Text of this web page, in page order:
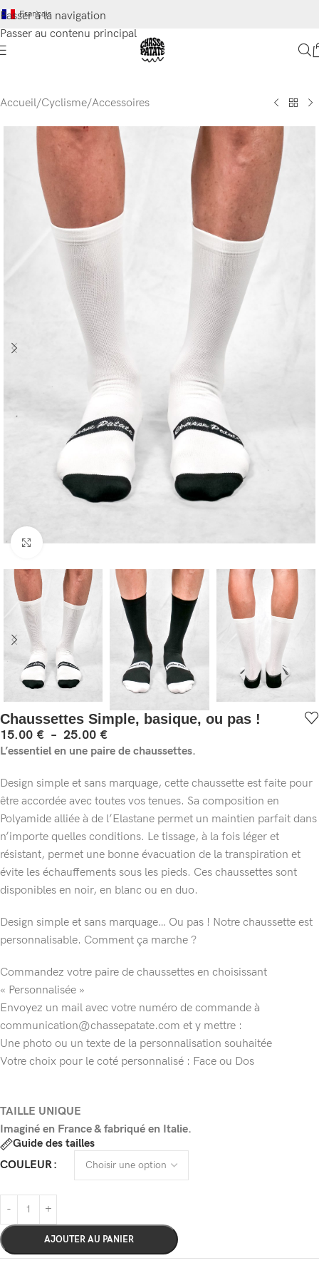
Passer à la navigation
Passer au contenu principal
Français
Accueil/Cyclisme/Accessoires
Cliquez pour agrandir
Chaussettes Simple, basique, ou pas !
15.00 € – 25.00 €
L’essentiel en une paire de chaussettes.
Design simple et sans marquage, cette chaussette est faite pour
être accordée avec toutes vos tenues. Sa composition en
Polyamide alliée à de l’Elastane permet un maintien parfait dans
n’importe quelles conditions. Le tissage, à la fois léger et
résistant, permet une bonne évacuation de la transpiration et
évite les échauffements sous les pieds. Ces chaussettes sont
disponibles en noir, en blanc ou en duo.
Design simple et sans marquage… Ou pas ! Notre chaussette est
personnalisable. Comment ça marche ?
Commandez votre paire de chaussettes en choisissant
« Personnalisée »
Envoyez un mail avec votre numéro de commande à
communication@chassepatate.com et y mettre :
Une photo ou un texte de la personnalisation souhaitée
Votre choix pour le coté personnalisé : Face ou Dos
TAILLE UNIQUE
Imaginé en France & fabriqué en Italie.
Guide des tailles
COULEUR
AJOUTER AU PANIER